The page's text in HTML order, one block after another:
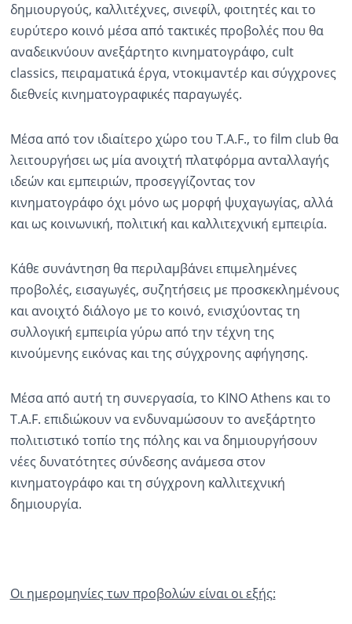
δημιουργούς, καλλιτέχνες, σινεφίλ, φοιτητές και το
ευρύτερο κοινό μέσα από τακτικές προβολές που θα
αναδεικνύουν ανεξάρτητο κινηματογράφο, cult
classics, πειραματικά έργα, ντοκιμαντέρ και σύγχρονες
διεθνείς κινηματογραφικές παραγωγές.
Μέσα από τον ιδιαίτερο χώρο του T.A.F., το film club θα
λειτουργήσει ως μία ανοιχτή πλατφόρμα ανταλλαγής
ιδεών και εμπειριών, προσεγγίζοντας τον
κινηματογράφο όχι μόνο ως μορφή ψυχαγωγίας, αλλά
και ως κοινωνική, πολιτική και καλλιτεχνική εμπειρία.
Κάθε συνάντηση θα περιλαμβάνει επιμελημένες
προβολές, εισαγωγές, συζητήσεις με προσκεκλημένους
και ανοιχτό διάλογο με το κοινό, ενισχύοντας τη
συλλογική εμπειρία γύρω από την τέχνη της
κινούμενης εικόνας και της σύγχρονης αφήγησης.
Μέσα από αυτή τη συνεργασία, το KINO Athens και το
T.A.F. επιδιώκουν να ενδυναμώσουν το ανεξάρτητο
πολιτιστικό τοπίο της πόλης και να δημιουργήσουν
νέες δυνατότητες σύνδεσης ανάμεσα στον
κινηματογράφο και τη σύγχρονη καλλιτεχνική
δημιουργία.
Οι ημερομηνίες των προβολών είναι οι εξής: